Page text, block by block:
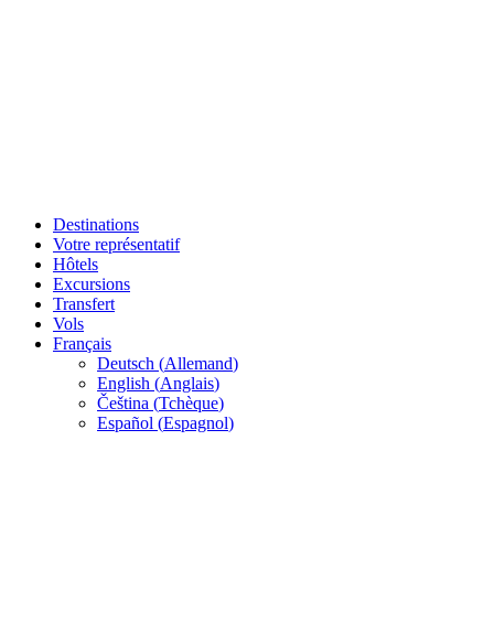
Destinations
Votre représentatif
Hôtels
Excursions
Transfert
Vols
Français
Deutsch (Allemand)
English (Anglais)
Čeština (Tchèque)
Español (Espagnol)